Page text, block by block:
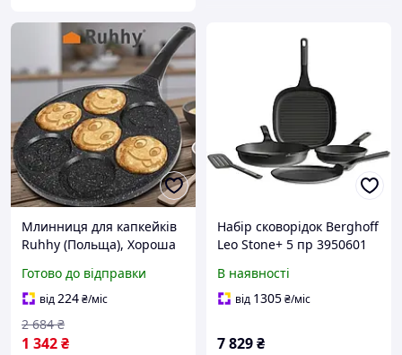
Млинниця для капкейків
Ruhhy (Польща), Хороша
Найкраща млинниця для
дому, Млинниця
сковорідка, FBK
Готово до відправки
від224₴/міс
1 342₴
2 684 ₴
Набір сковорідок Berghoff
Leo Stone+ 5 пр 3950601
В наявності
від 1305₴/міс
7 829₴